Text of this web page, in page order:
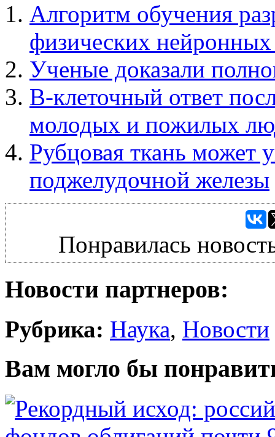
Алгоритм обучения
физических нейронных
Ученые доказали
В-клеточный ответ
молодых и пожилых
Рубцовая ткань может
поджелудочной железы
Понравилась
Новости партнеров:
Рубрика: Наука, Новости
Вам могло бы